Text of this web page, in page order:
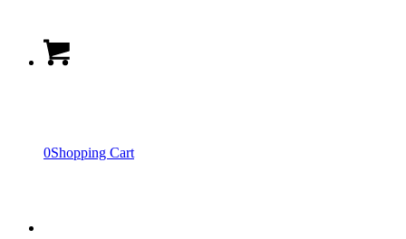
0Shopping Cart